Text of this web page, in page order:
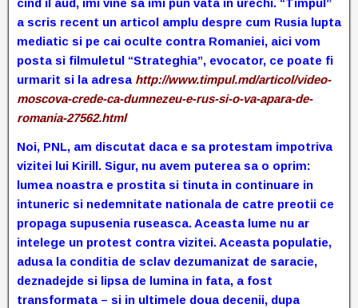
cind il aud, imi vine sa imi pun vata in urechi. “Timpul”
a scris recent un articol amplu despre cum Rusia lupta
mediatic si pe cai oculte contra Romaniei, aici vom
posta si filmuletul “Strateghia”, evocator, ce poate fi
urmarit si la adresa http://www.timpul.md/articol/video-
moscova-crede-ca-dumnezeu-e-rus-si-o-va-apara-de-
romania-27562.html
Noi, PNL, am discutat daca e sa protestam impotriva
vizitei lui Kirill. Sigur, nu avem puterea sa o oprim:
lumea noastra e prostita si tinuta in continuare in
intuneric si nedemnitate nationala de catre preotii ce
propaga supusenia ruseasca. Aceasta lume nu ar
intelege un protest contra vizitei. Aceasta populatie,
adusa la conditia de sclav dezumanizat de saracie,
deznadejde si lipsa de lumina in fata, a fost
transformata – si in ultimele doua decenii, dupa